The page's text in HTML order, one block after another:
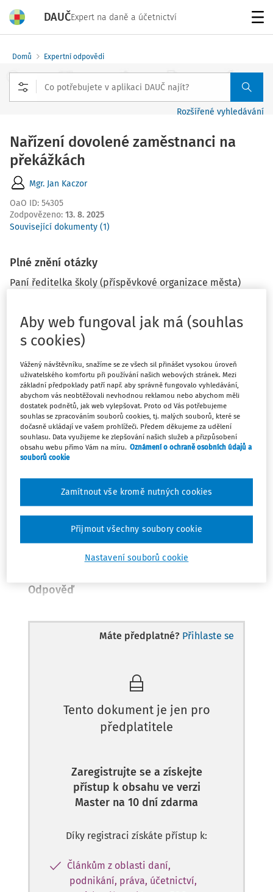
DAUČExpert na daně a účetnictví
Domů Expertní odpovědi
Rozšířené vyhledávání
Nařízení dovolené zaměstnanci na
překážkách
Mgr. Jan Kaczor
OaO ID: 54305
Zodpovězeno: 13. 8. 2025
Související dokumenty (1)
Plné znění otázky
Paní ředitelka školy (příspěvkové organizace města)
nepřijme, a proto jí nový pan ředitel dá 1. 9. 2025
výpověď v souladu s ustanovením § 52 písm. c) zákoníku
tj. pracovní poměr skončí až ke dne 1. 11. 2025. Nový pan
ředitel se s původní paní ředitelkou dohodnul, že bude
na překážkách, tj. hodiny se jí proplatí průměrem a do
práce již od 1. 9. nepřijde. 1) Jedná se o ten průměr, ze
kterého se vypočítává částka proplacené dovolené nebo
lékař? 2) Můžeme odstoupivší paní ředitelce nařídit
čerpání dovolené např. od 15. září do 26. září, protože má
způsobem jí to má pan nový ředitel sdělit? Stačí ústní
sdělení nebo doporučený dopis? Jaká forma je
nejjednodušší, resp. právě obhajitelná, protože původní
Odpověď
Máte předplatné? Přihlaste se
Tento dokument je jen pro
předplatitele
Zaregistrujte se a získejte
přístup k obsahu ve verzi
Master na 10 dní zdarma
Díky registraci získáte přístup k:
Článkům z oblasti daní,
podnikání, práva, účetnictví,
Aby web fungoval jak má (souhlas
s cookies)
Vážený návštěvníku, snažíme se ze všech sil přinášet vysokou úroveň
uživatelského komfortu při používání našich webových stránek. Mezi
základní předpoklady patří např. aby správně fungovalo vyhledávání,
abychom vás neobtěžovali nevhodnou reklamou nebo abychom měli
dostatek podnětů, jak web vylepšovat. Proto od Vás potřebujeme
souhlas se zpracováním souborů cookies, tj. malých souborů, které se
dočasně ukládají ve vašem prohlížeči. Předem děkujeme za udělení
souhlasu. Data využijeme ke zlepšování našich služeb a přizpůsobení
obsahu webu přímo Vám na míru. Oznámení o ochraně osobních údajů a
souborů cookie
Nastavení souborů cookie
Zamítnout vše kromě nutných cookies
Přijmout všechny soubory cookie